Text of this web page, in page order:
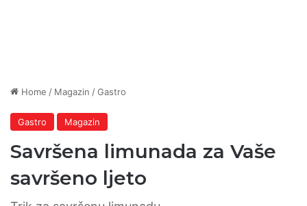
Home / Magazin /Gastro
Gastro Magazin
Savršena limunada za Vaše
savršeno ljeto